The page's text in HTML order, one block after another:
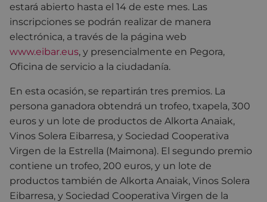
estará abierto hasta el 14 de este mes. Las
inscripciones se podrán realizar de manera
electrónica, a través de la página web
www.eibar.eus, y presencialmente en Pegora,
Oficina de servicio a la ciudadanía.
En esta ocasión, se repartirán tres premios. La
persona ganadora obtendrá un trofeo, txapela, 300
euros y un lote de productos de Alkorta Anaiak,
Vinos Solera Eibarresa, y Sociedad Cooperativa
Virgen de la Estrella (Maimona). El segundo premio
contiene un trofeo, 200 euros, y un lote de
productos también de Alkorta Anaiak, Vinos Solera
Eibarresa, y Sociedad Cooperativa Virgen de la